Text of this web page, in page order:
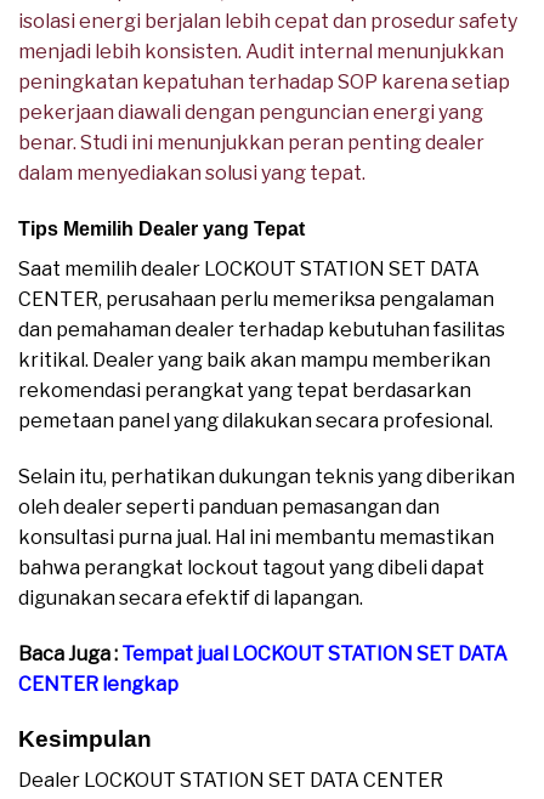
isolasi energi berjalan lebih cepat dan prosedur safety
menjadi lebih konsisten. Audit internal menunjukkan
peningkatan kepatuhan terhadap SOP karena setiap
pekerjaan diawali dengan penguncian energi yang
benar. Studi ini menunjukkan peran penting dealer
dalam menyediakan solusi yang tepat.
Tips Memilih Dealer yang Tepat
Saat memilih dealer LOCKOUT STATION SET DATA
CENTER, perusahaan perlu memeriksa pengalaman
dan pemahaman dealer terhadap kebutuhan fasilitas
kritikal. Dealer yang baik akan mampu memberikan
rekomendasi perangkat yang tepat berdasarkan
pemetaan panel yang dilakukan secara profesional.
Selain itu, perhatikan dukungan teknis yang diberikan
oleh dealer seperti panduan pemasangan dan
konsultasi purna jual. Hal ini membantu memastikan
bahwa perangkat lockout tagout yang dibeli dapat
digunakan secara efektif di lapangan.
Baca Juga : Tempat jual LOCKOUT STATION SET DATA
CENTER lengkap
Kesimpulan
Dealer LOCKOUT STATION SET DATA CENTER